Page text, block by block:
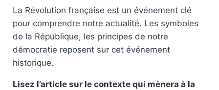
La Révolution française est un événement clé
pour comprendre notre actualité. Les symboles
de la République, les principes de notre
démocratie reposent sur cet événement
historique.
Lisez l’article sur le contexte qui mènera à la